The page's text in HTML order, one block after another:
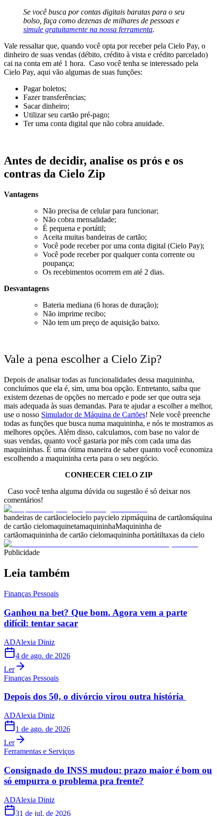
Se você busca por contas digitais baratas para o seu
bolso, faça como dezenas de milhares de pessoas e
simule gratuitamente na nossa ferramenta.
Vale ressaltar que, quando você opta por receber pela Cielo Pay, o
dinheiro de suas vendas (débito, crédito à vista e crédito parcelado)
cai na conta em até 1 hora. Caso você tenha se interessado pela
Cielo Pay, aqui vão algumas de suas funções:
Pagar boletos;
Fazer transferências;
Sacar dinheiro;
Utilizar seu cartão pré-pago;
Ter uma conta digital que não cobra anuidade.
Antes de decidir, analise os prós e os
contras da Cielo Zip
Vantagens
Não precisa de celular para funcionar;
Não cobra mensalidade;
É pequena e portátil;
Aceita muitas bandeiras de cartão;
Você pode receber por uma conta digital (Cielo Pay);
Você pode receber por qualquer conta corrente ou
poupança;
Os recebimentos ocorrem em até 2 dias.
Desvantagens
Bateria mediana (6 horas de duração);
Não imprime recibo;
Não tem um preço de aquisição baixo.
Vale a pena escolher a Cielo Zip?
Depois de analisar todas as funcionalidades dessa maquininha,
concluímos que ela é, sim, uma boa opção. Entretanto, saiba que
existem dezenas de opções no mercado e pode ser que outra seja
mais adequada às suas demandas. Para te ajudar a escolher a melhor,
use o nosso Simulador de Máquina de Cartões! Nele você preenche
todas as funções que busca numa maquininha, e nós te mostramos as
melhores opções. Além disso, calculamos, com base no valor de
suas vendas, quanto você gastaria por mês com cada uma das
maquininhas. É uma ótima maneira de saber quanto você economiza
escolhendo a maquininha certa para o seu negócio.
CONHECER CIELO ZIP
Caso você tenha alguma dúvida ou sugestão é só deixar nos
comentários!
bandeiras de cartãocielocielo paycielo zipmáquina de cartãomáquina
de cartão cielomaquinetamaquininhaMaquininha de
cartãomaquininha de cartão cielomaquininha portátiltaxas da cielo
Publicidade
Leia também
Finanças Pessoais
Ganhou na bet? Que bom. Agora vem a parte
difícil: tentar sacar
ADAlexia Diniz
4 de ago. de 2026
Ler
Finanças Pessoais
Depois dos 50, o divórcio virou outra história
ADAlexia Diniz
1 de ago. de 2026
Ler
Ferramentas e Serviços
Consignado do INSS mudou: prazo maior é bom ou
só empurra o problema pra frente?
ADAlexia Diniz
31 de jul. de 2026